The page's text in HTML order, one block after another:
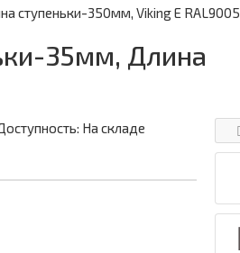
ступеньки-350мм, Viking E RAL9005
35мм, Длина
На складе